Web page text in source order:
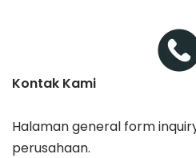
Kontak Kami
Halaman general form
perusahaan.